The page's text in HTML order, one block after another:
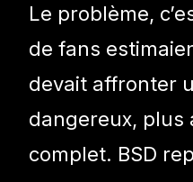
Le problème,
de fans
devait affronter
dangereux, plus
complet. BSD